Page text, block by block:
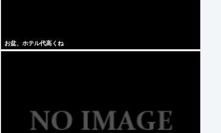
お盆、ホテル代高くね